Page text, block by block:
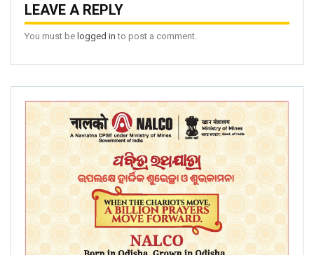
LEAVE A REPLY
You must be logged in to post a comment.